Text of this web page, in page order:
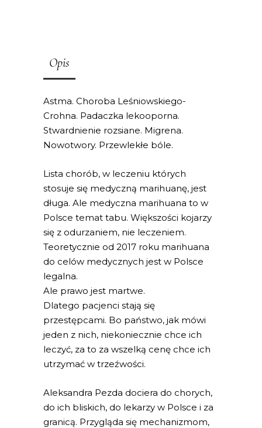
Opis
Astma. Choroba Leśniowskiego-
Crohna. Padaczka lekooporna.
Stwardnienie rozsiane. Migrena.
Nowotwory. Przewlekłe bóle.
Lista chorób, w leczeniu których
stosuje się medyczną marihuanę, jest
długa. Ale medyczna marihuana to w
Polsce temat tabu. Większości kojarzy
się z odurzaniem, nie leczeniem.
Teoretycznie od 2017 roku marihuana
do celów medycznych jest w Polsce
legalna.
Ale prawo jest martwe.
Dlatego pacjenci stają się
przestępcami. Bo państwo, jak mówi
jeden z nich, niekoniecznie chce ich
leczyć, za to za wszelką cenę chce ich
utrzymać w trzeźwości.
Aleksandra Pezda dociera do chorych,
do ich bliskich, do lekarzy w Polsce i za
granicą. Przygląda się mechanizmom,